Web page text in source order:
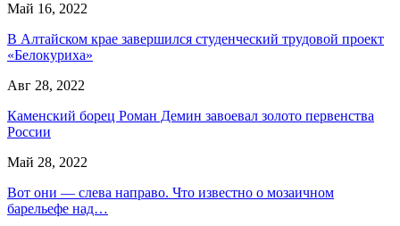
Май 16, 2022
В Алтайском крае завершился студенческий трудовой проект
«Белокуриха»
Авг 28, 2022
Каменский борец Роман Демин завоевал золото первенства
России
Май 28, 2022
Вот они — слева направо. Что известно о мозаичном
барельефе над…